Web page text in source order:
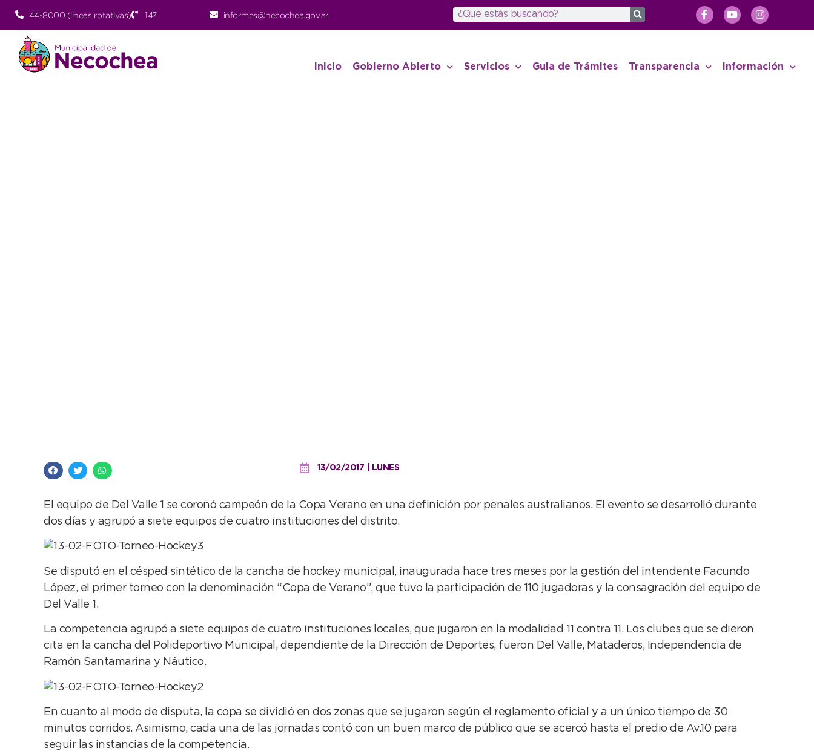
44-8000 (lineas rotativas) 147 informes@necochea.gov.ar
Inicio Gobierno Abierto Servicios Guia de Trámites Transparencia Información
13/02/2017 | LUNES
El equipo de Del Valle 1 se coronó campeón de la Copa Verano en una definición por penales australianos. El evento se desarrolló durante
dos días y agrupó a siete equipos de cuatro instituciones del distrito.
Se disputó en el césped sintético de la cancha de hockey municipal, inaugurada hace tres meses por la gestión del intendente Facundo
López, el primer torneo con la denominación “Copa de Verano”, que tuvo la participación de 110 jugadoras y la consagración del equipo de
Del Valle 1.
La competencia agrupó a siete equipos de cuatro instituciones locales, que jugaron en la modalidad 11 contra 11. Los clubes que se dieron
cita en la cancha del Polideportivo Municipal, dependiente de la Dirección de Deportes, fueron Del Valle, Mataderos, Independencia de
Ramón Santamarina y Náutico.
En cuanto al modo de disputa, la copa se dividió en dos zonas que se jugaron según el reglamento oficial y a un único tiempo de 30
minutos corridos. Asimismo, cada una de las jornadas contó con un buen marco de público que se acercó hasta el predio de Av.10 para
seguir las instancias de la competencia.